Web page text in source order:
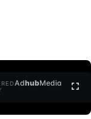
AdhubMedia